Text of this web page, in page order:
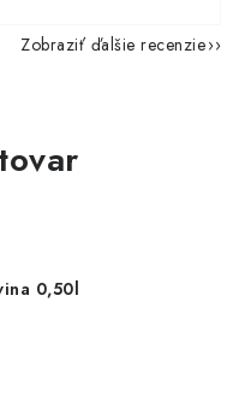
Zobraziť ďalšie recenzie
0,50l